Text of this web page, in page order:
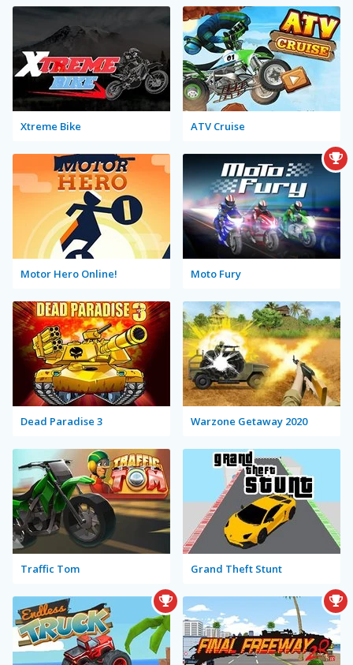
Xtreme Bike ATV Cruise
Motor Hero Online! Moto Fury
Dead Paradise 3 Warzone Getaway 2020
Traffic Tom Grand Theft Stunt